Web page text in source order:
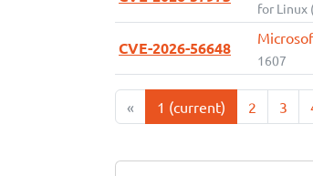
for Linux
CVE-2026-56648
1607
« 1 (current) 2 3